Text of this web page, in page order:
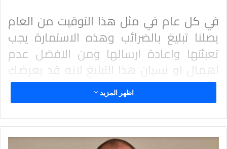
في كل عام في مثل هذا التوقيت من العام
يصلنا تبليغ بالضرائب وهذه الاستمارة يجب
تعبئتها واعادة ارسالها ومن الافضل عدم
اهمال او نسيان هذا التبليغ لانه قد يعرضك
الى غرامات مالية تتراوح ما بين 50 الى 1200
يورو .
ويقوم مركز الضرائب بارسال تذكير وتبليغ لكل
اظهر المزيد